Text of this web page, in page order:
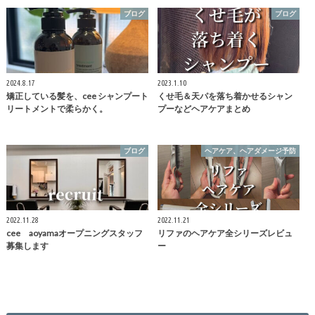
ブログ
2024.8.17
矯正している髪を、cee シャンプート
リートメントで柔らかく。
ブログ
2023.1.10
くせ毛＆天パを落ち着かせるシャン
プーなどヘアケアまとめ
ブログ
2022.11.28
cee aoyamaオープニングスタッフ
募集します
ヘアケア、ヘアダメージ予防
2022.11.21
リファのヘアケア全シリーズレビュ
ー